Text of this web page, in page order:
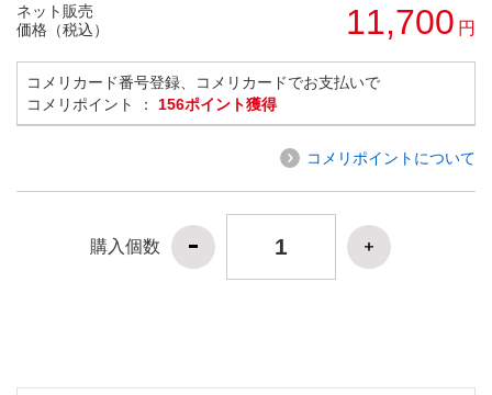
ネット販売
価格（税込）
11,700 円
コメリカード番号登録、コメリカードでお支払いで
コメリポイント ： 156ポイント獲得
コメリポイントについて
購入個数